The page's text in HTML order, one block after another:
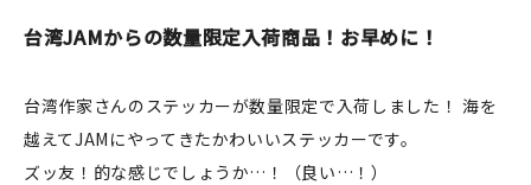
台湾JAMからの数量限定入荷商品！お早めに！
台湾作家さんのステッカーが数量限定で入荷しました！ 海を
越えてJAMにやってきたかわいいステッカーです。
ズッ友！的な感じでしょうか…！（良い…！）